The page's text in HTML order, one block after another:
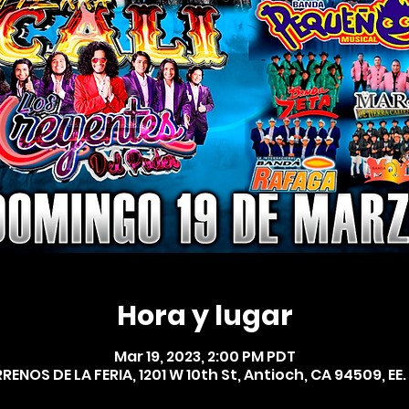
Hora y lugar
Mar 19, 2023, 2:00 PM PDT
DE LA FERIA, 1201 W 10th St, Antioch, CA 94509, EE.